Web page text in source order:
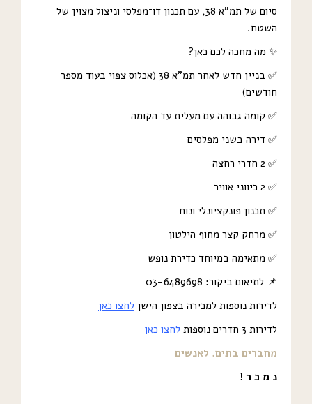
סיום של תמ”א 38, עם תכנון דו־מפלסי וניצול מצוין של
השטח.
✨ מה מחכה לכם כאן?
✅ בניין חדש לאחר תמ”א 38 (אכלוס צפוי בעוד מספר
חודשים)
✅ קומה גבוהה עם מעלית עד הקומה
✅ דירה בשני מפלסים
✅ 2 חדרי רחצה
✅ 2 כיווני אוויר
✅ תכנון פונקציונלי ונוח
✅ מרחק קצר מחוף הילטון
✅ מתאימה במיוחד כדירת נופש
📌 לתיאום ביקור: 03-6489698
לדירות נוספות למכירה בצפון הישן לחצו כאן
לדירות 3 חדרים נוספות
לחצו כאן
מחברים בתים. לאנשים
נ מ כ ר !